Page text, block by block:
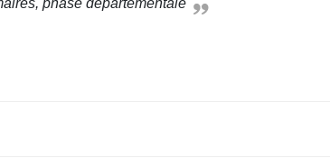
phase départementale